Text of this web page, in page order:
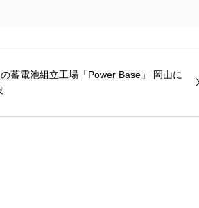
蓄電池組立工場「Power Base」 岡山に